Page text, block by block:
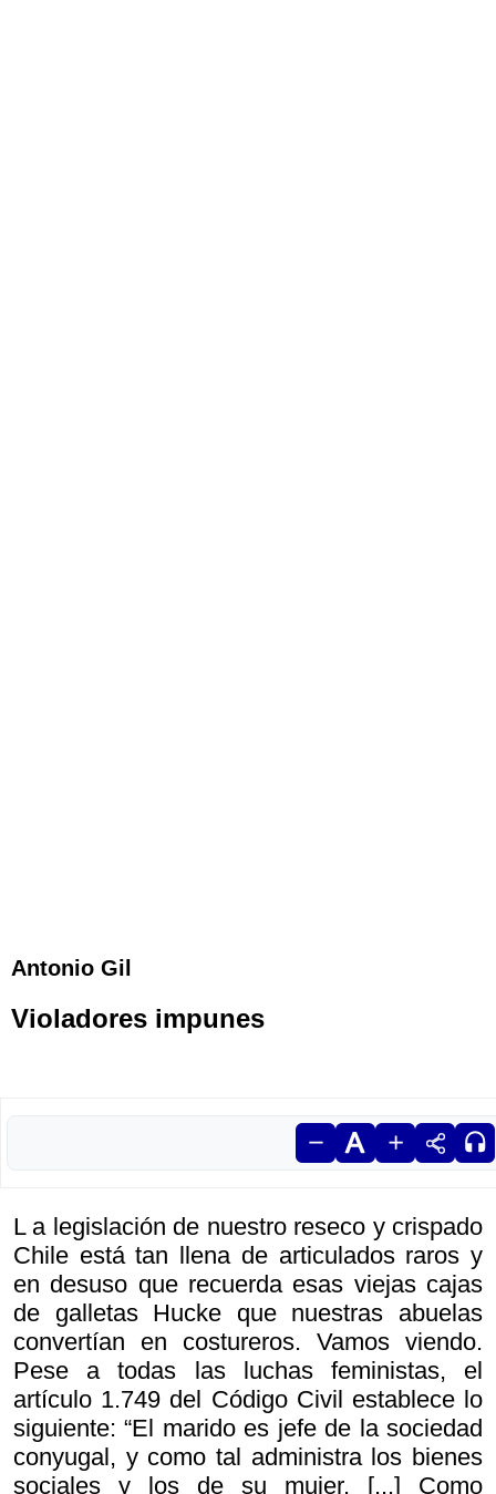
Antonio Gil
Violadores impunes
L a legislación de nuestro reseco y crispado
Chile está tan llena de articulados raros y
en desuso que recuerda esas viejas cajas
de galletas Hucke que nuestras abuelas
convertían en costureros. Vamos viendo.
Pese a todas las luchas feministas, el
artículo 1.749 del Código Civil establece lo
siguiente: “El marido es jefe de la sociedad
conyugal, y como tal administra los bienes
sociales y los de su mujer. [...] Como